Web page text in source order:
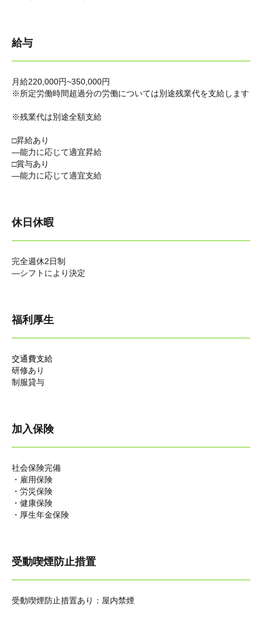
給与
月給220,000円~350,000円
※所定労働時間超過分の労働については別途残業代を支給します
※残業代は別途全額支給
□昇給あり
―能力に応じて適宜昇給
□賞与あり
―能力に応じて適宜支給
休日休暇
完全週休2日制
―シフトにより決定
福利厚生
交通費支給
研修あり
制服貸与
加入保険
社会保険完備
・雇用保険
・労災保険
・健康保険
・厚生年金保険
受動喫煙防止措置
受動喫煙防止措置あり：屋内禁煙